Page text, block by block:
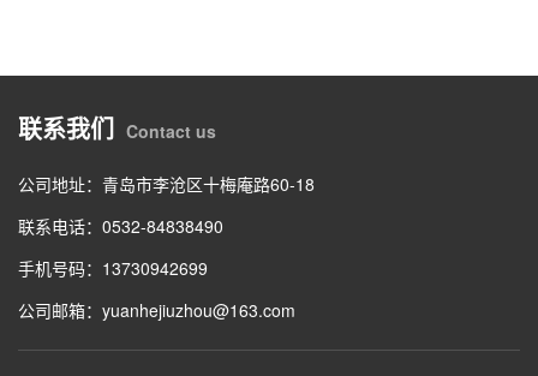
联系我们 Contact us
公司地址：青岛市李沧区十梅庵路60-18
联系电话：0532-84838490
手机号码：13730942699
公司邮箱：yuanhejiuzhou@163.com